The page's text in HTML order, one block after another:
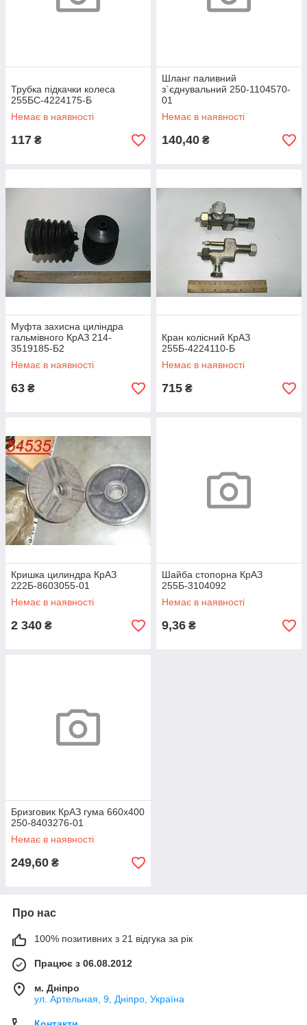
Трубка підкачки колеса
255БС-4224175-Б
Немає в наявності
117 ₴
Шланг паливний
з`єднувальний 250-1104570-
01
Немає в наявності
140,40 ₴
Муфта захисна циліндра
гальмівного КрАЗ 214-
3519185-Б2
Немає в наявності
63 ₴
Кран колісний КрАЗ
255Б-4224110-Б
Немає в наявності
715 ₴
Кришка цилиндра КрАЗ
222Б-8603055-01
Немає в наявності
2 340 ₴
Шайба стопорна КрАЗ
255Б-3104092
Немає в наявності
9,36 ₴
Бризговик КрАЗ гума 660х400
250-8403276-01
Немає в наявності
249,60 ₴
Про нас
100% позитивних з 21 відгука за рік
Працює з 06.08.2012
м. Дніпро
ул. Артельная, 9, Дніпро, Україна